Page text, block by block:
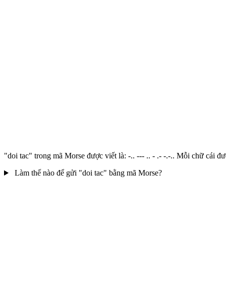
"doi tac" trong mã Morse được viết là: -.. --- .. - .- -.-.. Mỗi chữ cái
Làm thế nào để gửi "doi tac" bằng mã Morse?